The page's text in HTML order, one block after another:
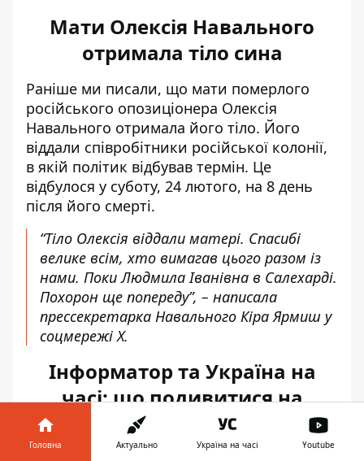
Мати Олексія Навального
отримала тіло сина
Раніше ми писали, що мати померлого
російського опозиціонера Олексія
Навального отримала його тіло. Його
віддали співробітники російської колонії,
в якій політик відбував термін. Це
відбулося у суботу, 24 лютого, на 8 день
після його смерті.
“Тіло Олексія віддали матері. Спасибі
велике всім, хто вимагав цього разом із
нами. Поки Людмила Іванівна в Салехарді.
Похорон ще попереду”, – написала
прессекретарка Навального Кіра Ярмиш у
соцмережі X.
Інформатор та Україна на
часі: що подивитися на
YouTube
Головна Актуально Україна на часі Youtube